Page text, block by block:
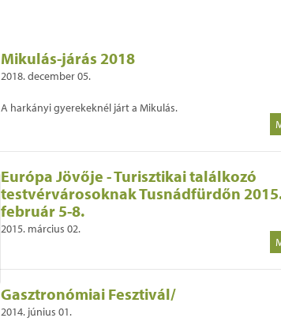
Mikulás-járás 2018
2018. december 05.
A harkányi gyerekeknél járt a Mikulás.
Európa Jövője - Turisztikai találkozó
testvérvárosoknak Tusnádfürdőn
február 5-8.
2015. március 02.
Gasztronómiai Fesztivál/
2014. június 01.